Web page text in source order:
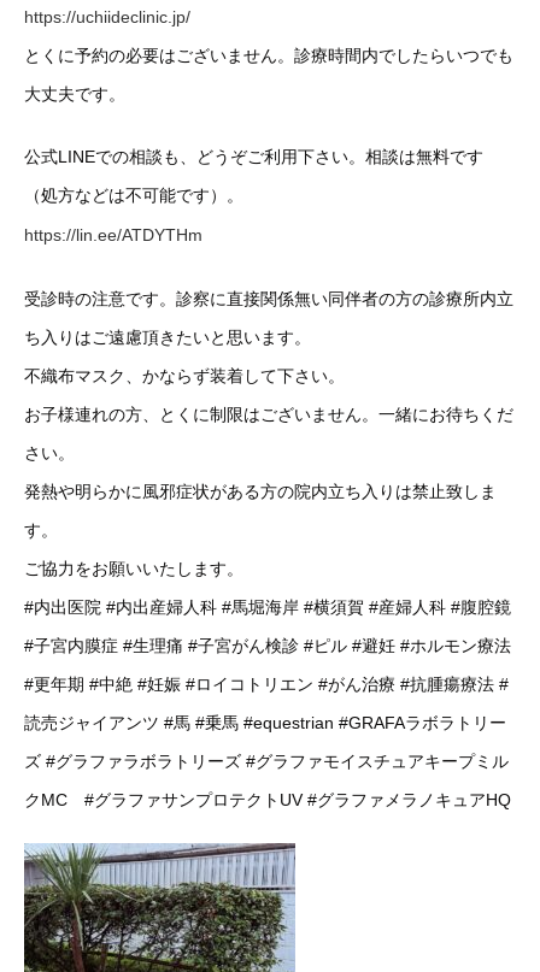
https://uchiideclinic.jp/
とくに予約の必要はございません。診療時間内でしたらいつでも
大丈夫です。
公式LINEでの相談も、どうぞご利用下さい。相談は無料です
（処方などは不可能です）。
https://lin.ee/ATDYTHm
受診時の注意です。診察に直接関係無い同伴者の方の診療所内立
ち入りはご遠慮頂きたいと思います。
不織布マスク、かならず装着して下さい。
お子様連れの方、とくに制限はございません。一緒にお待ちくだ
さい。
発熱や明らかに風邪症状がある方の院内立ち入りは禁止致しま
す。
ご協力をお願いいたします。
#内出医院 #内出産婦人科 #馬堀海岸 #横須賀 #産婦人科 #腹腔鏡
#子宮内膜症 #生理痛 #子宮がん検診 #ピル #避妊 #ホルモン療法
#更年期 #中絶 #妊娠 #ロイコトリエン #がん治療 #抗腫瘍療法 #
読売ジャイアンツ #馬 #乗馬 #equestrian #GRAFAラボラトリー
ズ #グラファラボラトリーズ #グラファモイスチュアキープミル
クMC
#グラファサンプロテクトUV #グラファメラノキュアHQ